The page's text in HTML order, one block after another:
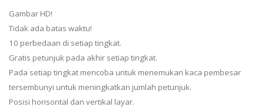
Gambar HD!
Tidak ada batas waktu!
10 perbedaan di setiap tingkat.
Gratis petunjuk pada akhir setiap tingkat.
Pada setiap tingkat mencoba untuk menemukan kaca pembesar
tersembunyi untuk meningkatkan jumlah petunjuk.
Posisi horisontal dan vertikal layar.